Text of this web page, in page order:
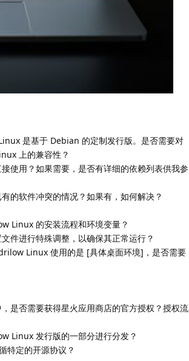
是基于 Debian 的定制发行版。是否需要对
上的兼容性？
使用？如果需要，是否有详细的依赖列表供我参
的软件冲突的情况？如果有，如何解决？
Linux 的安装流程和环境变量？
件进行特殊调整，以确保其正常运行？
Linux 使用的是 [具体桌面环境]，是否需要
是否需要获得星火应用商店的官方授权？授权流
Linux 发行版的一部分进行分发？
特定的开源协议？